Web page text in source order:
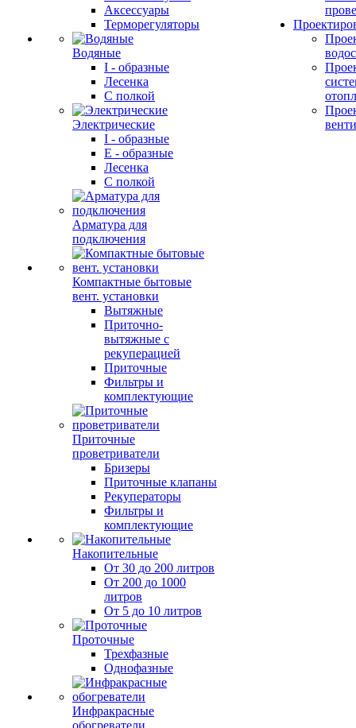
Аксессуары
Терморегуляторы
Водяные
I - образные
Лесенка
С полкой
Электрические
I - образные
E - образные
Лесенка
С полкой
Арматура для
подключения
Компактные бытовые
вент. установки
Вытяжные
Приточно-
вытяжные с
рекуперацией
Приточные
Фильтры и
комплектующие
Приточные
проветриватели
Бризеры
Приточные клапаны
Рекуператоры
Фильтры и
комплектующие
Накопительные
От 30 до 200 литров
От 200 до 1000
литров
От 5 до 10 литров
Проточные
Трехфазные
Однофазные
Инфракрасные
обогреватели